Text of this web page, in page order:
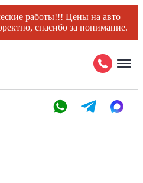
работы!!! Цены на авто
спасибо за понимание.